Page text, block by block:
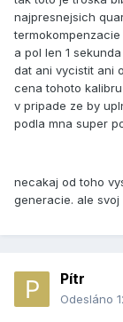
najpresnejsich
a pol len 1
dat ani vycistit ani
cena tohoto
v pripade ze by
podla mna super
necakaj od toho
generacie. ale
Pítr
Odesláno